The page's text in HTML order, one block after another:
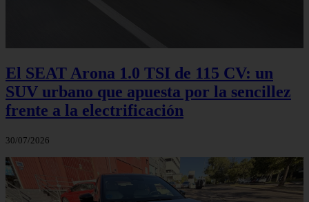
El SEAT Arona 1.0 TSI de 115 CV: un
SUV urbano que apuesta por la sencillez
frente a la electrificación
30/07/2026